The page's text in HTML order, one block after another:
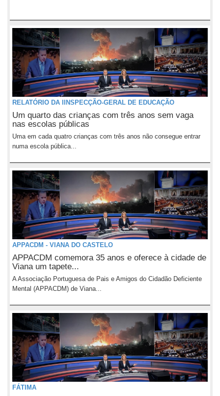
RELATÓRIO DA IINSPECÇÃO-GERAL DE EDUCAÇÃO
Um quarto das crianças com três anos sem vaga
nas escolas públicas
Uma em cada quatro crianças com três anos não consegue entrar
numa escola pública...
APPACDM - VIANA DO CASTELO
APPACDM comemora 35 anos e oferece à cidade de
Viana um tapete...
A Associação Portuguesa de Pais e Amigos do Cidadão Deficiente
Mental (APPACDM) de Viana...
FÁTIMA